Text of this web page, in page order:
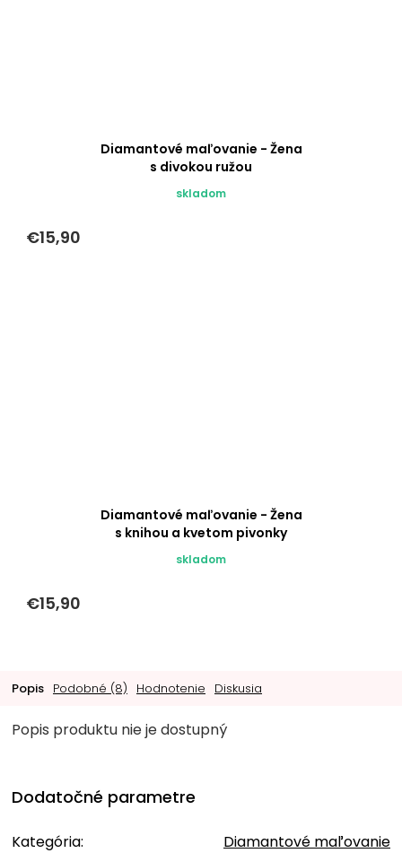
Diamantové maľovanie - Žena
s divokou ružou
skladom
€15,90
Diamantové maľovanie - Žena
s knihou a kvetom pivonky
skladom
€15,90
Popis Podobné (8) Hodnotenie Diskusia
Popis produktu nie je dostupný
Dodatočné parametre
Kategória: Diamantové maľovanie